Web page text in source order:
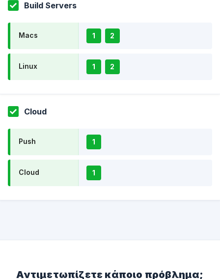
Build Servers
Macs 1 2
Linux 1 2
Cloud
Push 1
Cloud 1
Αντιμετωπίζετε κάποιο πρόβλημα;